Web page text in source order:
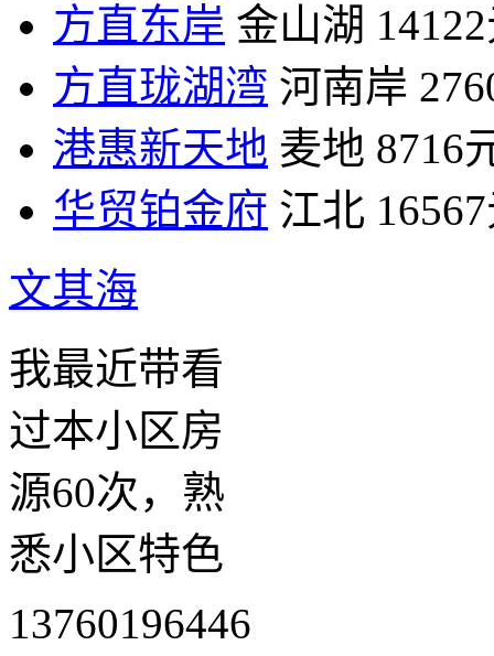
方直东岸 金山湖
方直珑湖湾 河南岸
港惠新天地 麦地 8716
华贸铂金府 江北
文其海
我最近带看
过本小区房
源60次，熟
悉小区特色
13760196446